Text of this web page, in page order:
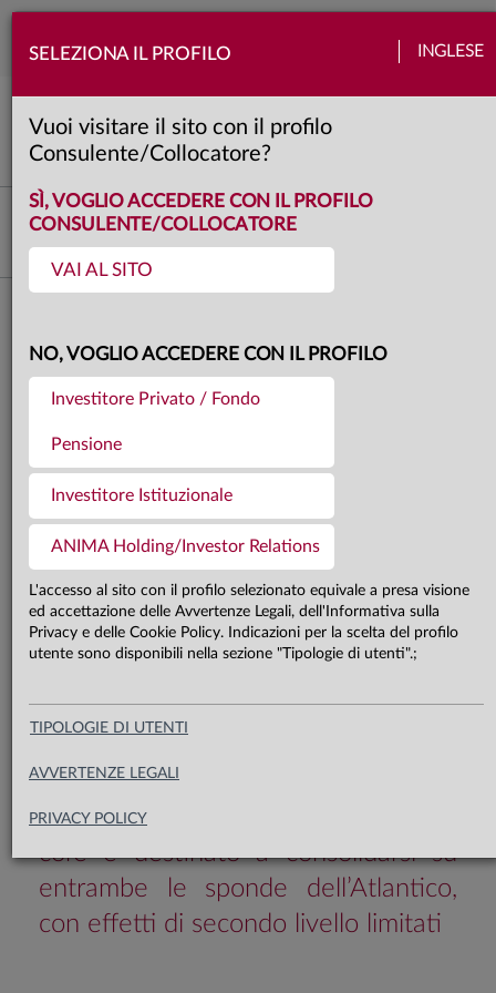
SELEZIONA IL PROFILO INGLESE
Vuoi visitare il sito con il profilo
Consulente/Collocatore?
SÌ, VOGLIO ACCEDERE CON IL PROFILO
CONSULENTE/COLLOCATORE
VAI AL SITO
NO, VOGLIO ACCEDERE CON IL PROFILO
Investitore Privato / Fondo
Pensione
Investitore Istituzionale
ANIMA Holding/Investor Relations
L'accesso al sito con il profilo selezionato equivale a presa visione
ed accettazione delle Avvertenze Legali, dell'Informativa sulla
Privacy e delle Cookie Policy. Indicazioni per la scelta del profilo
utente sono disponibili nella sezione "Tipologie di utenti".;
TIPOLOGIE DI UTENTI
AVVERTENZE LEGALI
PRIVACY POLICY
4 minuti
Fabio Fois
OVERVIEW - IL RUMORE
DELLE VOCI
La crescita negli Stati Uniti si
conferma solida, supportata da una
domanda interna robusta, mentre
con il prolungarsi del conflitto
l’attività economica in Area Euro.
materie prime energetiche, il
processo di disinflazione a livello
core è destinato a consolidarsi su
entrambe le sponde dell’Atlantico,
con effetti di secondo livello limitati